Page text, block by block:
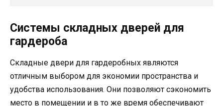
Системы складных дверей для
гардероба
Складные двери для гардеробных являются
отличным выбором для экономии пространства и
удобства использования. Они позволяют сэкономить
место в помещении и в то же время обеспечивают